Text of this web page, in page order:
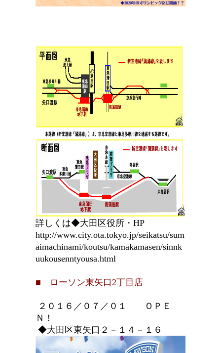
詳しくは◆大田区役所・HP
http://www.city.ota.tokyo.jp/seikatsu/sum
aimachinami/koutsu/kamakamasen/sinnk
uukousenntyousa.html
■ ローソン東矢口2丁目店
２０１６／０７／０１ ＯＰＥ
Ｎ！
◆大田区東矢口２－１４－１６